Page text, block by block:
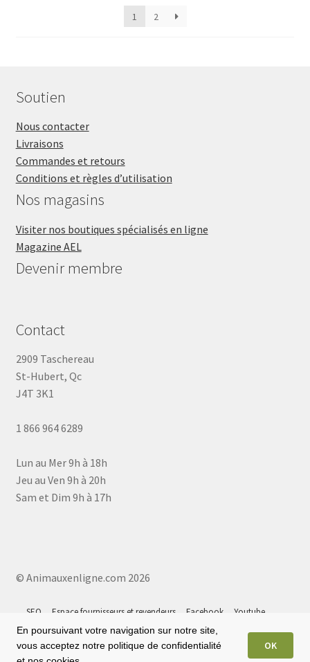
1 2
Soutien
Nous contacter
Livraisons
Commandes et retours
Conditions et règles d’utilisation
Nos magasins
Visiter nos boutiques spécialisés en ligne
Magazine AEL
Devenir membre
Contact
2909 Taschereau
St-Hubert, Qc
J4T 3K1
1 866 964 6289
Lun au Mer 9h à 18h
Jeu au Ven 9h à 20h
Sam et Dim 9h à 17h
© Animauxenligne.com 2026
SEO Espace fournisseurs et revendeurs Facebook
Youtube
Instagram
Tiktok Google 5⭐ Plan du site
En poursuivant votre navigation sur notre site,
vous acceptez notre politique de confidentialité
OK